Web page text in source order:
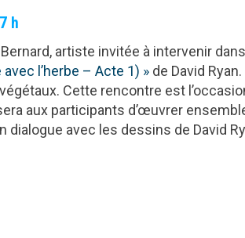
h
artiste invitée à intervenir
l’herbe – Acte 1) » de David
Cette rencontre est
aux participants d’œuvrer
dialogue avec les dessins de David